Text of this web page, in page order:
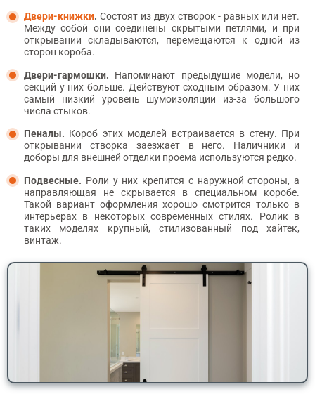
Двери-книжки. Состоят из двух створок - равных или нет.
Между собой они соединены скрытыми петлями, и при
открывании складываются, перемещаются к одной из
сторон короба.
Двери-гармошки. Напоминают предыдущие модели, но
секций у них больше. Действуют сходным образом. У них
самый низкий уровень шумоизоляции из-за большого
числа стыков.
Пеналы. Короб этих моделей встраивается в стену. При
открывании створка заезжает в него. Наличники и
доборы для внешней отделки проема используются редко.
Подвесные. Роли у них крепится с наружной стороны, а
направляющая не скрывается в специальном коробе.
Такой вариант оформления хорошо смотрится только в
интерьерах в некоторых современных стилях. Ролик в
таких моделях крупный, стилизованный под хайтек,
винтаж.